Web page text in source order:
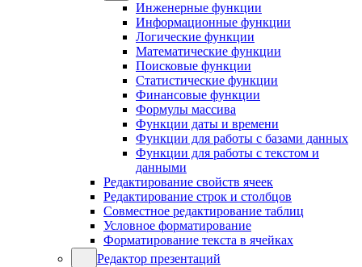
Инженерные функции
Информационные функции
Логические функции
Математические функции
Поисковые функции
Статистические функции
Финансовые функции
Формулы массива
Функции даты и времени
Функции для работы с базами данных
Функции для работы с текстом и
данными
Редактирование свойств ячеек
Редактирование строк и столбцов
Совместное редактирование таблиц
Условное форматирование
Форматирование текста в ячейках
Редактор презентаций